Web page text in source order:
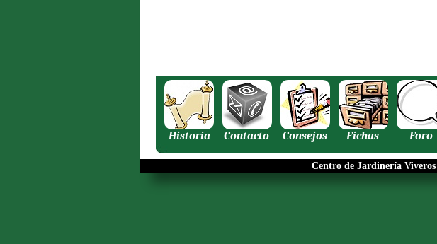
Historia Contacto Consejos Fichas Foro
Centro de Jardinería